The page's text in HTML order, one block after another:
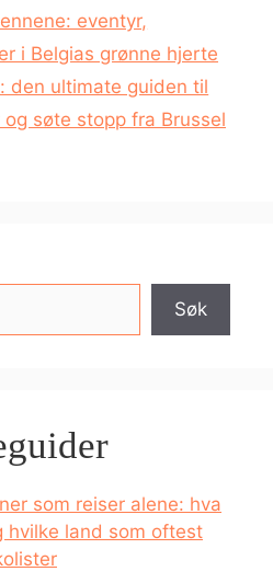
eventyr,
i Belgias grønne hjerte
den ultimate guiden til
søte stopp fra Brussel
Søk
som reiser alene: hva
hvilke land som oftest